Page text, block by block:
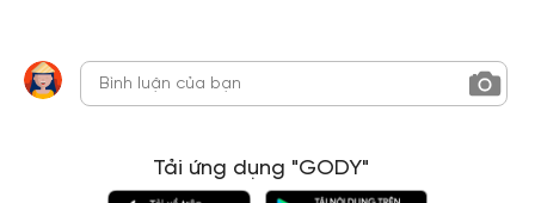
Tải ứng dụng "GODY"